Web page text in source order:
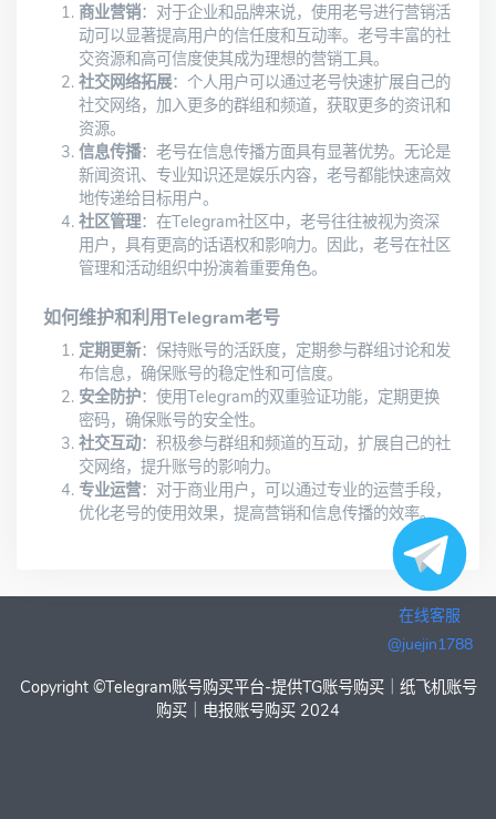
商业营销：对于企业和品牌来说，使用老号进行营销活
动可以显著提高用户的信任度和互动率。老号丰富的社
交资源和高可信度使其成为理想的营销工具。
社交网络拓展：个人用户可以通过老号快速扩展自己的
社交网络，加入更多的群组和频道，获取更多的资讯和
资源。
信息传播：老号在信息传播方面具有显著优势。无论是
新闻资讯、专业知识还是娱乐内容，老号都能快速高效
地传递给目标用户。
社区管理：在Telegram社区中，老号往往被视为资深
用户，具有更高的话语权和影响力。因此，老号在社区
管理和活动组织中扮演着重要角色。
如何维护和利用Telegram老号
定期更新：保持账号的活跃度，定期参与群组讨论和发
布信息，确保账号的稳定性和可信度。
安全防护：使用Telegram的双重验证功能，定期更换
密码，确保账号的安全性。
社交互动：积极参与群组和频道的互动，扩展自己的社
交网络，提升账号的影响力。
专业运营：对于商业用户，可以通过专业的运营手段，
优化老号的使用效果，提高营销和信息传播的效率。
在线客服
@juejin1788
Copyright ©Telegram账号购买平台-提供TG账号购买｜纸飞机账号
购买｜电报账号购买 2024